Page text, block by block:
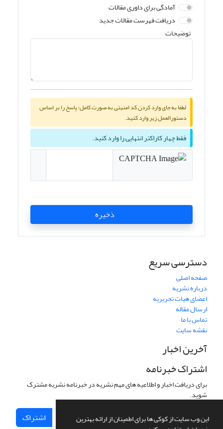
این وب سایت از کوکی ها برای اطمینان از ارائه بهترین
آمادگی برای داوری مقالات
دریافت فهرست مقالات جدید
توضیحات
لطفا به جای وارد کردن کد امنیتی به صورت کامل؛ پاسخ را بر اساس
دستورالعمل زیر وارد کنید.
فقط چهار کاراکتر انتهایی را وارد کنید.
ذخیره
دسترسی سریع
صفحه اصلی
درباره نشریه
اعضای هیات تحریریه
ارسال مقاله
تماس با ما
نقشه سایت
آخرین اخبار
اشتراک خبرنامه
برای دریافت اخبار و اطلاعیه های مهم نشریه در خبرنامه نشریه مشترک
شوید.
اشتراک